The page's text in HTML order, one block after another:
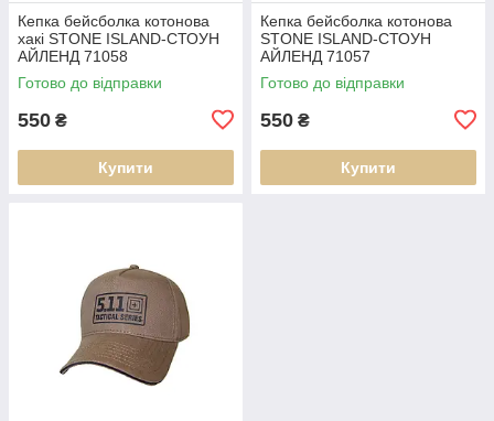
Кепка бейсболка котонова
хакі STONE ISLAND-СТОУН
АЙЛЕНД 71058
Готово до відправки
550 ₴
Купити
Кепка бейсболка котонова
STONE ISLAND-СТОУН
АЙЛЕНД 71057
Готово до відправки
550 ₴
Купити